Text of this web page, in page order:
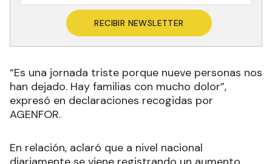
RECIBIR NEWSLETTER
“Es una jornada triste porque nueve personas nos
han dejado. Hay familias con mucho dolor”,
expresó en declaraciones recogidas por
AGENFOR.
En relación, aclaró que a nivel nacional